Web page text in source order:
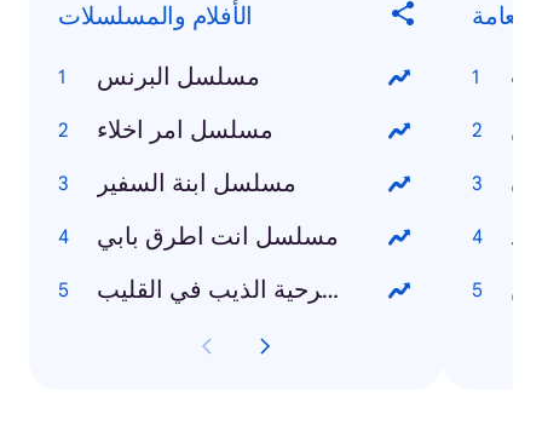
الأفلام والمسلسلات
مسلسل البرنس
مسلسل امر اخلاء
مسلسل ابنة السفير
مسلسل انت اطرق بابي
مسرحية الذيب في القليب